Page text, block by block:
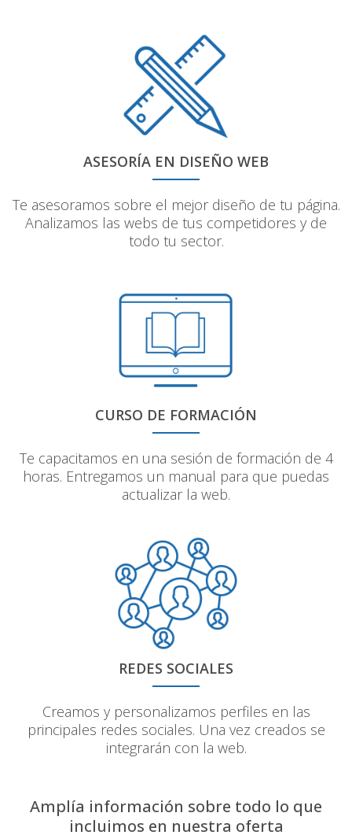
ASESORÍA EN DISEÑO WEB
Te asesoramos sobre el mejor diseño de tu página.
Analizamos las webs de tus competidores y de
todo tu sector.
CURSO DE FORMACIÓN
Te capacitamos en una sesión de formación de 4
horas. Entregamos un manual para que puedas
actualizar la web.
REDES SOCIALES
Creamos y personalizamos perfiles en las
principales redes sociales. Una vez creados se
integrarán con la web.
Amplía información sobre todo lo que
incluimos en nuestra oferta